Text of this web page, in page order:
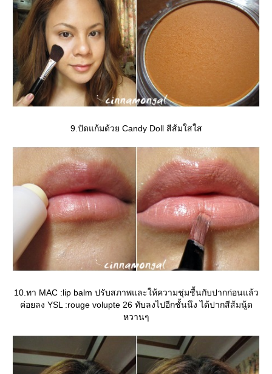
9.ปัดแก้มด้วย Candy Doll สีส้มใสใส
10.ทา MAC :lip balm ปรับสภาพและให้ความชุ่มชื้นกับปากก่อนแล้ว
ค่อยลง YSL :rouge volupte 26 ทับลงไปอีกชั้นนึง ได้ปากสีส้มนู้ด
หวานๆ